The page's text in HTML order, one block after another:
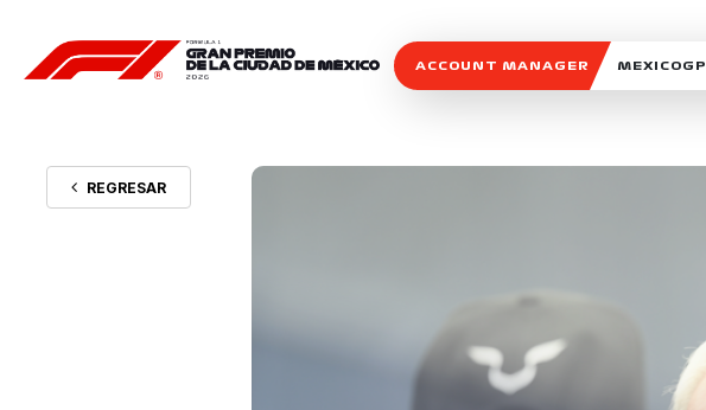
ACCOUNT MANAGER MEXICOGP
REGRESAR